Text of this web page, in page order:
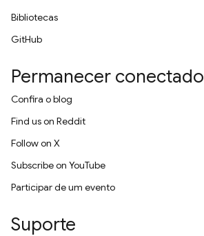
Bibliotecas
GitHub
Permanecer conectado
Confira o blog
Find us on Reddit
Follow on X
Subscribe on YouTube
Participar de um evento
Suporte